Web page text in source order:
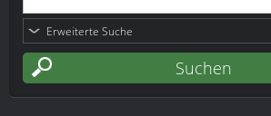
Erweiterte Suche